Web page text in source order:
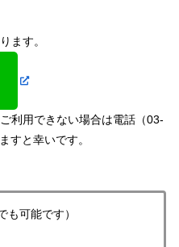
ます。
利用できない場合は電話（03-
すと幸いです。
も可能です）